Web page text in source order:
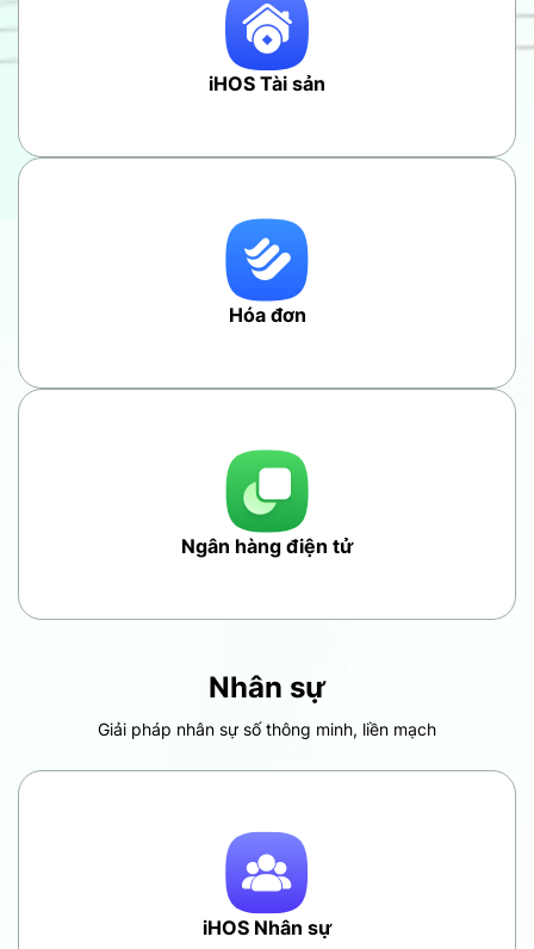
iHOS Tài sản
Hóa đơn
Ngân hàng điện tử
Nhân sự
Giải pháp nhân sự số thông minh, liền mạch
iHOS Nhân sự